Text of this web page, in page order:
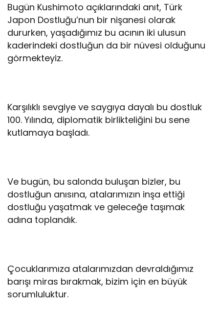
Bugün Kushimoto açıklarındaki anıt, Türk
Japon Dostluğu’nun bir nişanesi olarak
dururken, yaşadığımız bu acının iki ulusun
kaderindeki dostluğun da bir nüvesi olduğunu
görmekteyiz.
Karşılıklı sevgiye ve saygıya dayalı bu dostluk
100. Yılında, diplomatik birlikteliğini bu sene
kutlamaya başladı.
Ve bugün, bu salonda buluşan bizler, bu
dostluğun anısına, atalarımızın inşa ettiği
dostluğu yaşatmak ve geleceğe taşımak
adına toplandık.
Çocuklarımıza atalarımızdan devraldığımız
barışı miras bırakmak, bizim için en büyük
sorumluluktur.